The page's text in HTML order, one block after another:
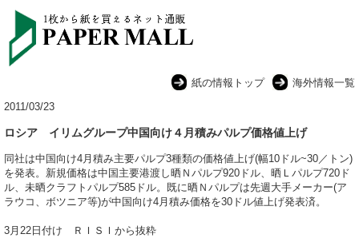
紙の情報トップ
海外情報一覧
2011/03/23
ロシア イリムグループ中国向け４月積みパルプ価格値上げ
同社は中国向け4月積み主要パルプ3種類の価格値上げ(幅10ドル~30／トン)
を発表。新規価格は中国主要港渡し晒Ｎパルプ920ドル、晒Ｌパルプ720ド
ル、未晒クラフトパルプ585ドル。既に晒Ｎパルプは先週大手メーカー(ア
ラウコ、ボツニア等)が中国向け4月積み価格を30ドル値上げ発表済。
3月22日付け ＲＩＳＩから抜粋